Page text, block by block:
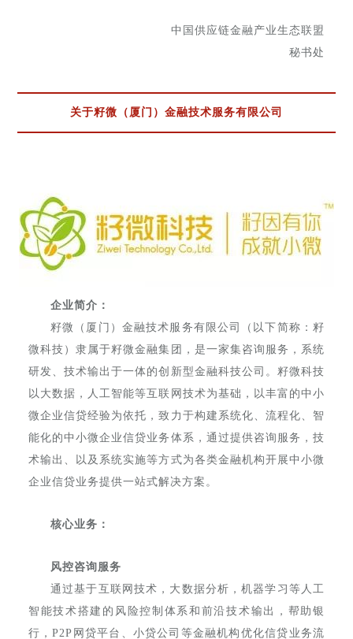
中国供应链金融产业生态联盟
秘书处
关于籽微（厦门）金融技术服务有限公司
企业简介：
籽微（厦门）金融技术服务有限公司（以下简称：籽
微科技）隶属于籽微金融集团，是一家集咨询服务，系统
研发、技术输出于一体的创新型金融科技公司。籽微科技
以大数据，人工智能等互联网技术为基础，以丰富的中小
微企业信贷经验为依托，致力于构建系统化、流程化、智
能化的中小微企业信贷业务体系，通过提供咨询服务，技
术输出、以及系统实施等方式为各类金融机构开展中小微
企业信贷业务提供一站式解决方案。
核心业务：
风控咨询服务
通过基于互联网技术，大数据分析，机器学习等人工
智能技术搭建的风险控制体系和前沿技术输出，帮助银
行，P2P网贷平台、小贷公司等金融机构优化信贷业务流